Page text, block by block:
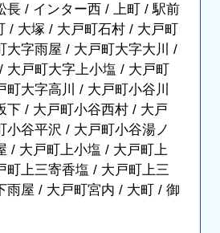
長 / インター西 / 上町 / 駅前
/ 大塚 / 大戸町石村 / 大戸町
大字雨屋 / 大戸町大字大川 /
大戸町大字上小塩 / 大戸町
町大字高川 / 大戸町小谷川
下 / 大戸町小谷西村 / 大戸
小谷平沢 / 大戸町小谷湯ノ
/ 大戸町上小塩 / 大戸町上
町上三寄香塩 / 大戸町上三
雨屋 / 大戸町宮内 / 大町 / 御